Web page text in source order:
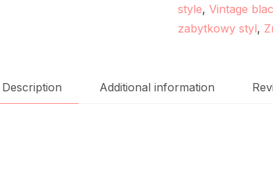
style, Vintage
zabytkowy styl,
Description Additional information